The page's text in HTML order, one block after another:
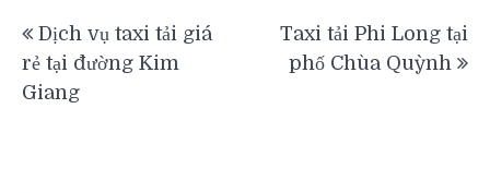
hướng
bài
Dịch vụ taxi tải giá
rẻ tại đường Kim
Giang
Taxi tải Phi Long tại
phố Chùa Quỳnh